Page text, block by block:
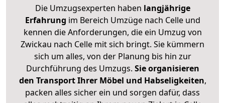
Die Umzugsexperten haben langjährige
Erfahrung im Bereich Umzüge nach Celle und
kennen die Anforderungen, die ein Umzug von
Zwickau nach Celle mit sich bringt. Sie kümmern
sich um alles, von der Planung bis hin zur
Durchführung des Umzugs. Sie organisieren
den Transport Ihrer Möbel und Habseligkeiten,
packen alles sicher ein und sorgen dafür, dass